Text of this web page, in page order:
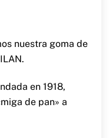
nuestra goma de
en 1918,
de pan» a